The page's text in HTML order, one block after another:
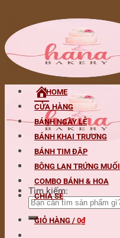
Tìm kiếm:
HOME
CỬA HÀNG
BÁNH NGÀY LỄ
BÁNH KHAI TRƯƠNG
BÁNH TIM ĐẬP
BÔNG LAN TRỨNG MUỐI
COMBO BÁNH & HOA
CHIA SẺ
GIỎ HÀNG / 0₫